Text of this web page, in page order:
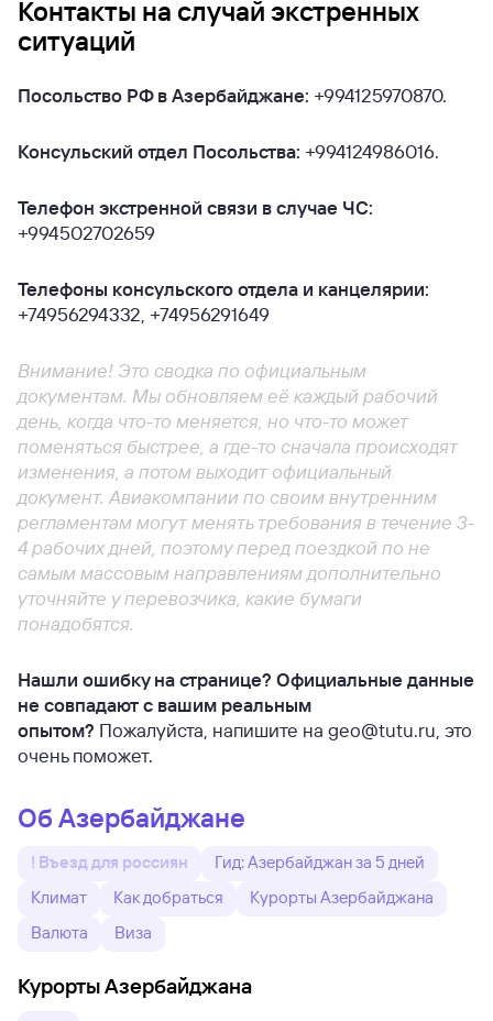
Контакты на случай экстренных
ситуаций
Посольство РФ в Азербайджане: +994125970870.
Консульский отдел Посольства: +994124986016.
Телефон экстренной связи в случае ЧС:
+994502702659
Телефоны консульского отдела и канцелярии:
+74956294332, +74956291649
Внимание! Это сводка по официальным
документам. Мы обновляем её каждый рабочий
день, когда что-то меняется, но что-то может
поменяться быстрее, а где-то сначала происходят
изменения, а потом выходит официальный
документ. Авиакомпании по своим внутренним
регламентам могут менять требования в течение 3-
4 рабочих дней, поэтому перед поездкой по не
самым массовым направлениям дополнительно
уточняйте у перевозчика, какие бумаги
понадобятся.
Нашли ошибку на странице? Официальные данные
не совпадают с вашим реальным
опытом? Пожалуйста, напишите на geo@tutu.ru, это
очень поможет.
Об Азербайджане
! Въезд для россиян
Гид: Азербайджан за 5 дней
Климат
Как добраться
Курорты Азербайджана
Валюта
Виза
Курорты Азербайджана